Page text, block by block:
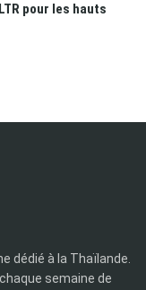
pour les hauts
dédié à la Thaïlande.
semaine de